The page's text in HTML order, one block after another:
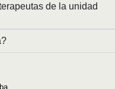
de la unidad